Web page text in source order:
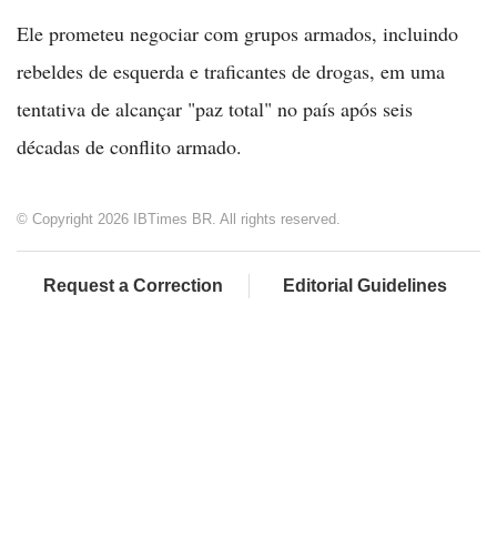
Ele prometeu negociar com grupos armados, incluindo
rebeldes de esquerda e traficantes de drogas, em uma
tentativa de alcançar "paz total" no país após seis
décadas de conflito armado.
© Copyright 2026 IBTimes BR. All rights reserved.
Request a Correction Editorial Guidelines